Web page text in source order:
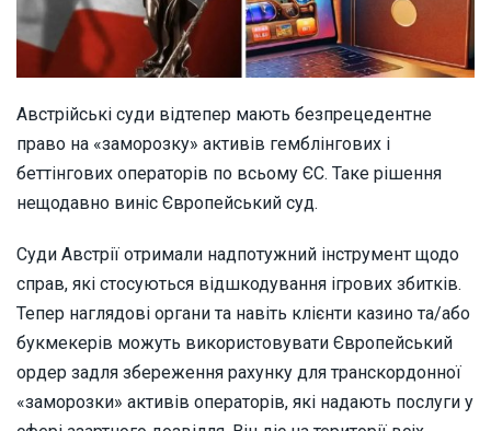
Австрійські суди відтепер мають безпрецедентне
право на «заморозку» активів гемблінгових і
беттінгових операторів по всьому ЄС. Таке рішення
нещодавно виніс Європейський суд.
Суди Австрії отримали надпотужний інструмент щодо
справ, які стосуються відшкодування ігрових збитків.
Тепер наглядові органи та навіть клієнти казино та/або
букмекерів можуть використовувати Європейський
ордер задля збереження рахунку для транскордонної
«заморозки» активів операторів, які надають послуги у